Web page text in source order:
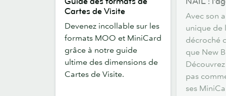
des
formats
Cartes
Visite
Cartes de Visite
Devenez incollable sur les
formats MOO et MiniCard
grâce à notre guide
ultime des dimensions de
Cartes de Visite.
l’agence
anti-
pub
Avec son
unique de
décroché
que New
pas
ses